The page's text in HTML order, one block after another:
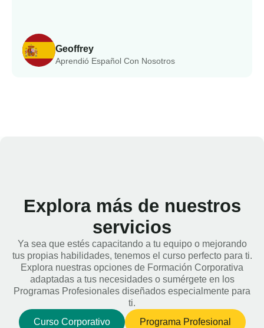
Geoffrey
Aprendió Español Con Nosotros
Explora más de nuestros
servicios
Ya sea que estés capacitando a tu equipo o mejorando
tus propias habilidades, tenemos el curso perfecto para ti.
Explora nuestras opciones de Formación Corporativa
adaptadas a tus necesidades o sumérgete en los
Programas Profesionales diseñados especialmente para
ti.
Curso Corporativo
Programa Profesional